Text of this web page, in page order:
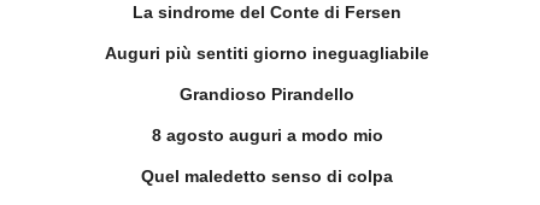
La sindrome del Conte di Fersen
Auguri più sentiti giorno ineguagliabile
Grandioso Pirandello
8 agosto auguri a modo mio
Quel maledetto senso di colpa